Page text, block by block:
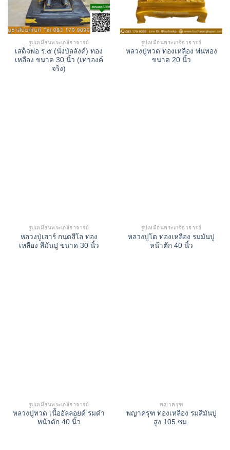
รูปเหมือนพระเกจิอาจารย์
เสด็จพ่อ ร.๕ (นั่งบัลลังค์) ทอง
เหลือง ขนาด 30 นิ้ว (เท่าองค์
จริง)
รูปเหมือนพระเกจิอาจารย์
หลวงปู่ทวด ทองเหลือง พ่นทอง
ขนาด 20 นิ้ว
รูปเหมือนพระเกจิอาจารย์
หลวงปู่เสาร์ กนฺตสีโล ทอง
เหลือง สีมันปู ขนาด 30 นิ้ว
รูปเหมือนพระเกจิอาจารย์
หลวงปู่โต ทองเหลือง รมมันปู
หน้าตัก 40 นิ้ว
รูปเหมือนพระเกจิอาจารย์
หลวงปู่ทวด เนื้ออัลลอยด์​ รมดำ
หน้าตัก 40 นิ้ว
พญาครุฑ
พญาครุฑ ทองเหลือง รมสีมันปู
สูง 105 ซม.